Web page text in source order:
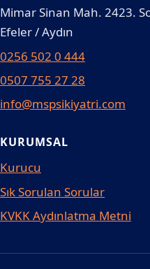
Mimar Sinan Mah. 2423.
Efeler / Aydın
0256 502 0 444
0507 755 27 28
info@mspsikiyatri.com
KURUMSAL
Kurucu
Sık Sorulan Sorular
KVKK Aydınlatma Metni